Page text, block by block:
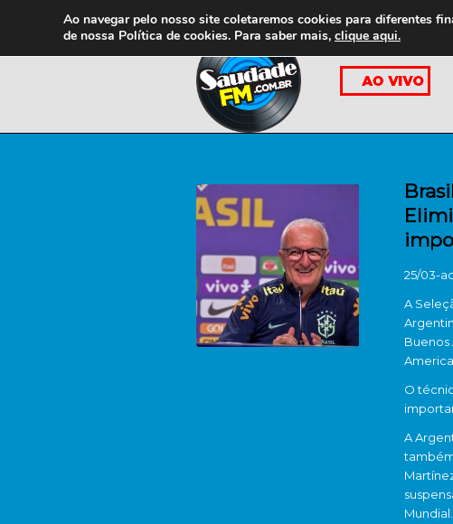
25/03-
A
Buenos
O
A
Mundial.
Ao navegar pelo nosso site coletaremos cookies para diferentes
de nossa Política de cookies. Para saber mais, clique aqui.